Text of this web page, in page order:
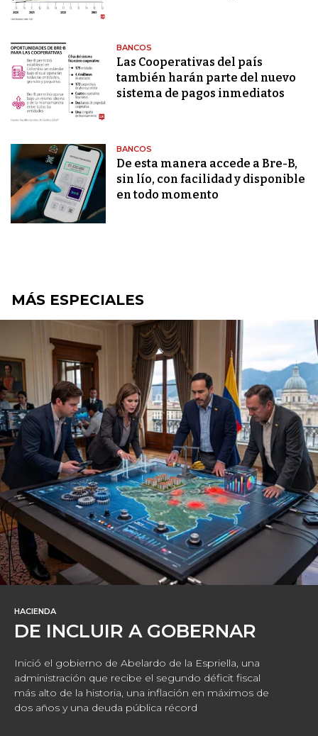
BANCOS
Las Cooperativas del país
también harán parte del nuevo
sistema de pagos inmediatos
BANCOS
De esta manera accede a Bre-B,
sin lío, con facilidad y disponible
en todo momento
MÁS ESPECIALES
HACIENDA
DE INCLUIR A GOBERNAR
Inició el gobierno de Abelardo de la Espriella, una
administración que recibe el segundo déficit fiscal
más alto de la historia, una inflación en máximos de
dos años y una deuda pública récord